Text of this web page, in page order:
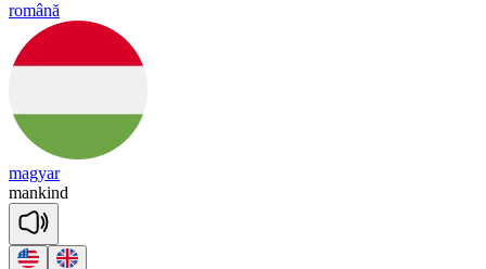
română
magyar
mankind